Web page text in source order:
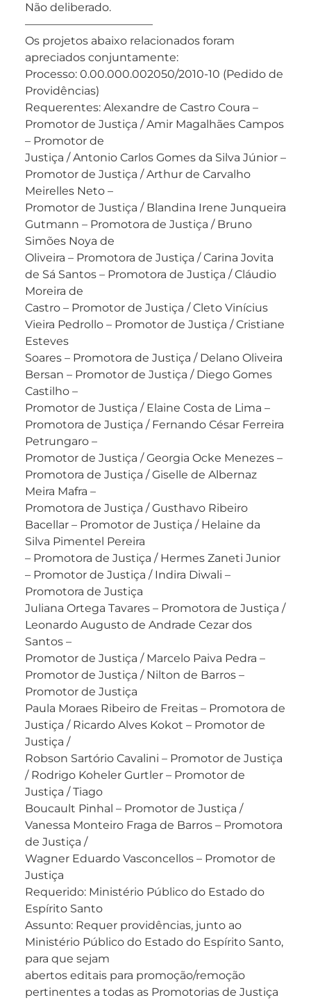
Não deliberado.
———————————–
Os projetos abaixo relacionados foram
apreciados conjuntamente:
Processo: 0.00.000.002050/2010-10 (Pedido de
Providências)
Requerentes: Alexandre de Castro Coura –
Promotor de Justiça / Amir Magalhães Campos
– Promotor de
Justiça / Antonio Carlos Gomes da Silva Júnior –
Promotor de Justiça / Arthur de Carvalho
Meirelles Neto –
Promotor de Justiça / Blandina Irene Junqueira
Gutmann – Promotora de Justiça / Bruno
Simões Noya de
Oliveira – Promotora de Justiça / Carina Jovita
de Sá Santos – Promotora de Justiça / Cláudio
Moreira de
Castro – Promotor de Justiça / Cleto Vinícius
Vieira Pedrollo – Promotor de Justiça / Cristiane
Esteves
Soares – Promotora de Justiça / Delano Oliveira
Bersan – Promotor de Justiça / Diego Gomes
Castilho –
Promotor de Justiça / Elaine Costa de Lima –
Promotora de Justiça / Fernando César Ferreira
Petrungaro –
Promotor de Justiça / Georgia Ocke Menezes –
Promotora de Justiça / Giselle de Albernaz
Meira Mafra –
Promotora de Justiça / Gusthavo Ribeiro
Bacellar – Promotor de Justiça / Helaine da
Silva Pimentel Pereira
– Promotora de Justiça / Hermes Zaneti Junior
– Promotor de Justiça / Indira Diwali –
Promotora de Justiça
Juliana Ortega Tavares – Promotora de Justiça /
Leonardo Augusto de Andrade Cezar dos
Santos –
Promotor de Justiça / Marcelo Paiva Pedra –
Promotor de Justiça / Nilton de Barros –
Promotor de Justiça
Paula Moraes Ribeiro de Freitas – Promotora de
Justiça / Ricardo Alves Kokot – Promotor de
Justiça /
Robson Sartório Cavalini – Promotor de Justiça
/ Rodrigo Koheler Gurtler – Promotor de
Justiça / Tiago
Boucault Pinhal – Promotor de Justiça /
Vanessa Monteiro Fraga de Barros – Promotora
de Justiça /
Wagner Eduardo Vasconcellos – Promotor de
Justiça
Requerido: Ministério Público do Estado do
Espírito Santo
Assunto: Requer providências, junto ao
Ministério Público do Estado do Espírito Santo,
para que sejam
abertos editais para promoção/remoção
pertinentes a todas as Promotorias de Justiça